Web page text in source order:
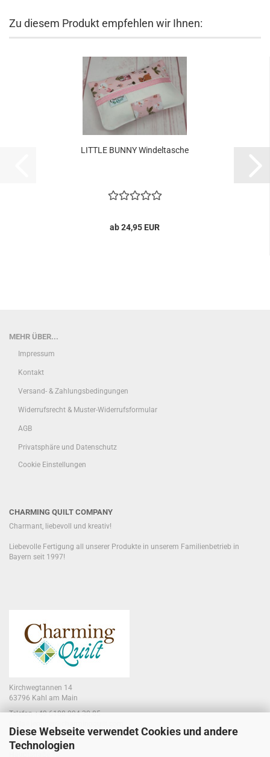
Diese Webseite verwendet Cookies und andere
Technologien
Zu diesem Produkt empfehlen wir Ihnen:
LITTLE BUNNY Windeltasche
ab 24,95 EUR
MEHR ÜBER...
Impressum
Kontakt
Versand- & Zahlungsbedingungen
Widerrufsrecht & Muster-Widerrufsformular
AGB
Privatsphäre und Datenschutz
Cookie Einstellungen
CHARMING QUILT COMPANY
Charmant, liebevoll und kreativ!
Liebevolle Fertigung all unserer Produkte in unserem Familienbetrieb in
Bayern seit 1997!
Kirchwegtannen 14
63796 Kahl am Main
Telefon +49 6188 994 30 85
Laden: